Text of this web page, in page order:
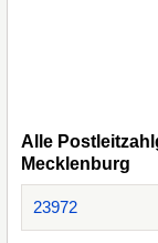
Alle
Mecklenburg
23972